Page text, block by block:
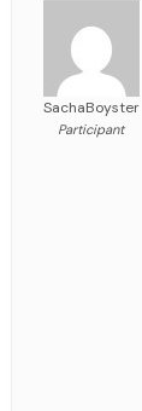
SachaBoyster
Participant